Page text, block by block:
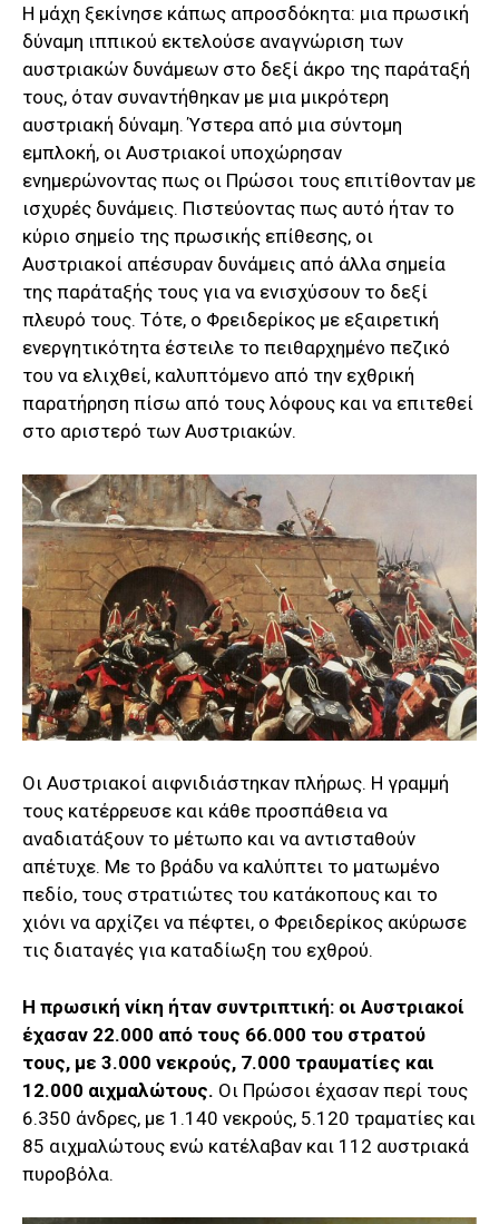
Η μάχη ξεκίνησε κάπως απροσδόκητα: μια πρωσική
δύναμη ιππικού εκτελούσε αναγνώριση των
αυστριακών δυνάμεων στο δεξί άκρο της παράταξή
τους, όταν συναντήθηκαν με μια μικρότερη
αυστριακή δύναμη. Ύστερα από μια σύντομη
εμπλοκή, οι Αυστριακοί υποχώρησαν
ενημερώνοντας πως οι Πρώσοι τους επιτίθονταν με
ισχυρές δυνάμεις. Πιστεύοντας πως αυτό ήταν το
κύριο σημείο της πρωσικής επίθεσης, οι
Αυστριακοί απέσυραν δυνάμεις από άλλα σημεία
της παράταξής τους για να ενισχύσουν το δεξί
πλευρό τους. Τότε, ο Φρειδερίκος με εξαιρετική
ενεργητικότητα έστειλε το πειθαρχημένο πεζικό
του να ελιχθεί, καλυπτόμενο από την εχθρική
παρατήρηση πίσω από τους λόφους και να επιτεθεί
στο αριστερό των Αυστριακών.
Οι Αυστριακοί αιφνιδιάστηκαν πλήρως. Η γραμμή
τους κατέρρευσε και κάθε προσπάθεια να
αναδιατάξουν το μέτωπο και να αντισταθούν
απέτυχε. Με το βράδυ να καλύπτει το ματωμένο
πεδίο, τους στρατιώτες του κατάκοπους και το
χιόνι να αρχίζει να πέφτει, ο Φρειδερίκος ακύρωσε
τις διαταγές για καταδίωξη του εχθρού.
Η πρωσική νίκη ήταν συντριπτική: οι Αυστριακοί
έχασαν 22.000 από τους 66.000 του στρατού
τους, με 3.000 νεκρούς, 7.000 τραυματίες και
12.000 αιχμαλώτους. Οι Πρώσοι έχασαν περί τους
6.350 άνδρες, με 1.140 νεκρούς, 5.120 τραματίες και
85 αιχμαλώτους ενώ κατέλαβαν και 112 αυστριακά
πυροβόλα.